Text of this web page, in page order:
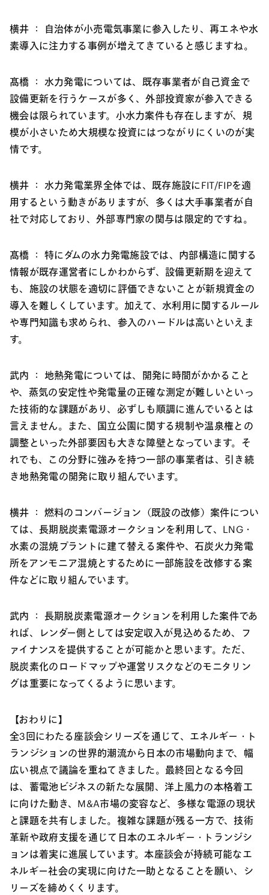
横井 ：
自治体が小売電気事業に参入したり、再エネや水
素導入に注力する事例が増えてきていると感じますね。
髙橋 ： 水力発電については、既存事業者が自己資金で
設備更新を行うケースが多く、外部投資家が参入できる
機会は限られています。小水力案件も存在しますが、規
模が小さいため大規模な投資にはつながりにくいのが実
情です。
横井 ： 水力発電業界全体では、既存施設にFIT/FIPを適
用するという動きがありますが、多くは大手事業者が自
社で対応しており、外部専門家の関与は限定的ですね。
髙橋 ： 特にダムの水力発電施設では、内部構造に関する
情報が既存運営者にしかわからず、設備更新期を迎えて
も、施設の状態を適切に評価できないことが新規資金の
導入を難しくしています。加えて、水利用に関するルール
や専門知識も求められ、参入のハードルは高いといえま
す。
武内 ： 地熱発電については、開発に時間がかかること
や、蒸気の安定性や発電量の正確な測定が難しいといっ
た技術的な課題があり、必ずしも順調に進んでいるとは
言えません。また、国立公園に関する規制や温泉権との
調整といった外部要因も大きな障壁となっています。そ
れでも、この分野に強みを持つ一部の事業者は、引き続
き地熱発電の開発に取り組んでいます。
横井 ： 燃料のコンバージョン（既設の改修）案件につい
ては、長期脱炭素電源オークションを利用して、LNG・
水素の混焼プラントに建て替える案件や、石炭火力発電
所をアンモニア混焼とするために一部施設を改修する案
件などに取り組んでいます。
武内 ： 長期脱炭素電源オークションを利用した案件であ
れば、レンダー側としては安定収入が見込めるため、フ
ァイナンスを提供することが可能かと思います。ただ、
脱炭素化のロードマップや運営リスクなどのモニタリン
グは重要になってくるように思います。
【おわりに】
全3回にわたる座談会シリーズを通じて、エネルギー・ト
ランジションの世界的潮流から日本の市場動向まで、幅
広い視点で議論を重ねてきました。最終回となる今回
は、蓄電池ビジネスの新たな展開、洋上風力の本格着工
に向けた動き、M&A市場の変容など、多様な電源の現状
と課題を共有しました。複雑な課題が残る一方で、技術
革新や政府支援を通じて日本のエネルギー・トランジシ
ョンは着実に進展しています。本座談会が持続可能なエ
ネルギー社会の実現に向けた一助となることを願い、シ
リーズを締めくくります。